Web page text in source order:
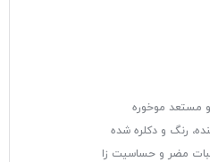
و مستعد موخوره
رنگ و دکلره شده
مضر و حساسیت زا